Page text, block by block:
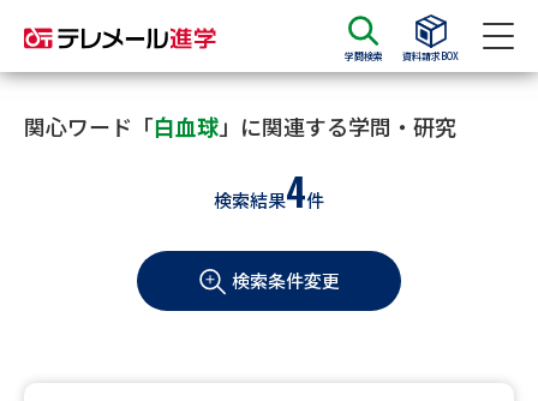
学問検索 資料請求BOX
資料請求 資料検索
大学・短大の資料種類から請求
学部・学科パンフ
関心ワード「白血球」に関連する学問・研究
検索結果4件
検索条件変更